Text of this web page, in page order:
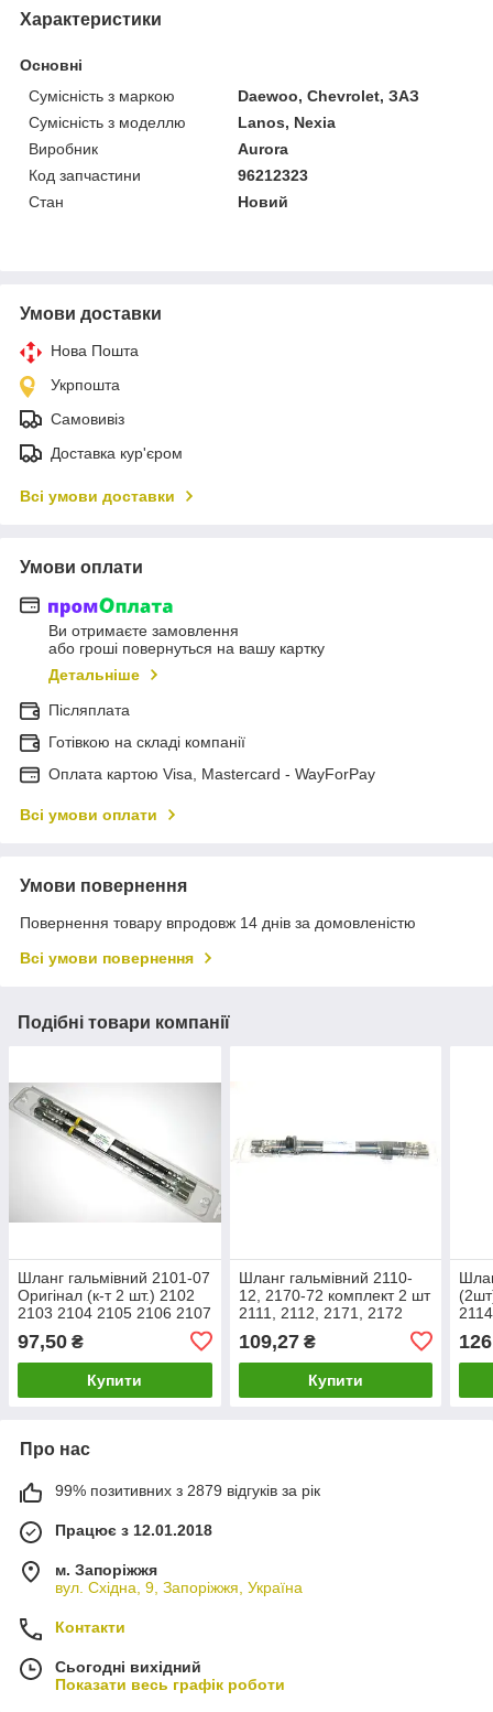
Характеристики
Основні
Сумісність з маркою
Daewoo, Chevrolet, ЗАЗ
Сумісність з моделлю
Lanos, Nexia
Виробник
Aurora
Код запчастини
96212323
Стан
Новий
Умови доставки
Нова Пошта
Укрпошта
Самовивіз
Доставка кур'єром
Всі умови доставки
Умови оплати
Ви отримаєте замовлення
або гроші повернуться на вашу картку
Детальніше
Післяплата
Готівкою на складі компанії
Оплата картою Visa, Mastercard - WayForPay
Всі умови оплати
Умови повернення
Повернення товару впродовж 14 днів за домовленістю
Всі умови повернення
Подібні товари компанії
Шланг гальмівний 2101-07
Оригінал (к-т 2 шт.) 2102
2103 2104 2105 2106 2107
(Передній) 2101-3506060
97,50 ₴
Купити
Шланг гальмівний 2110-
12, 2170-72 комплект 2 шт
2111, 2112, 2171, 2172
109,27₴
Купити
Про нас
99% позитивних з 2879 відгуків за рік
Працює з 12.01.2018
м. Запоріжжя
вул. Східна, 9, Запоріжжя, Україна
Контакти
Сьогодні вихідний
Показати весь графік роботи